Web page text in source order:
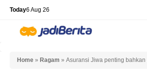
Skip
content
Today6 Aug 26
Home » Ragam » Asuransi Jiwa penting bahkan